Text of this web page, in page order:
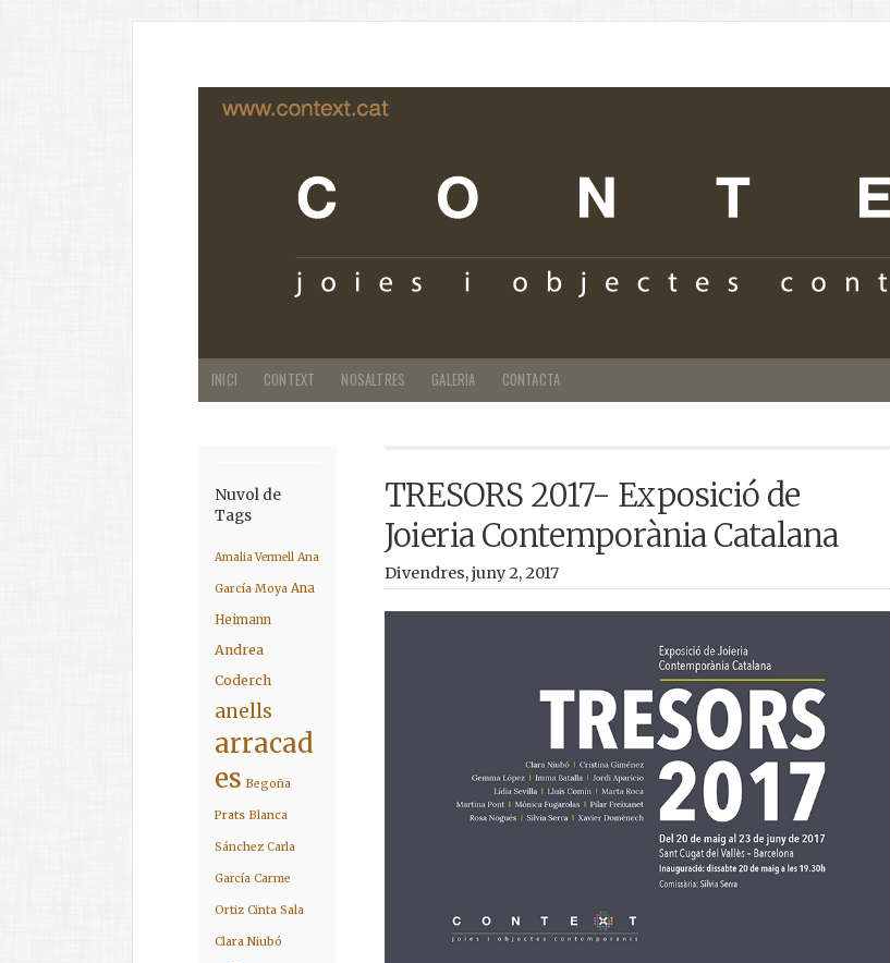
INICI CONTEXT NOSALTRES GALERIA CONTACTA
Nuvol de
Tags
Amalia Vermell Ana
García Moya Ana
Heimann
Andrea
Coderch
anells
arracad
es Begoña
Prats Blanca
Sánchez Carla
García Carme
Ortiz Cinta Sala
Clara Niubó
TRESORS 2017- Exposició de
Joieria Contemporània Catalana
Divendres, juny 2, 2017